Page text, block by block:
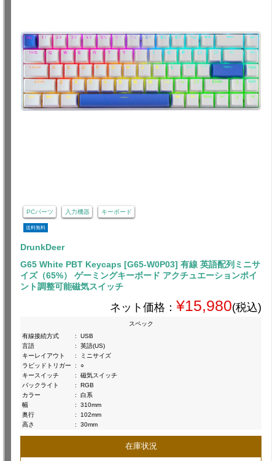
PCパーツ 入力機器 キーボード
送料無料
DrunkDeer
G65 White PBT Keycaps [G65-W0P03] 有線 英語配列ミニサ
イズ（65%） ゲーミングキーボード アクチュエーションポイ
ント調整可能磁気スイッチ
ネット価格： ¥15,980(税込)
スペック
有線接続方式
:
USB
言語
:
英語(US)
キーレイアウト
:
ミニサイズ
ラピッドトリガー
:
○
キースイッチ
:
磁気スイッチ
バックライト
:
RGB
カラー
:
白系
幅
:
310mm
奥行
:
102mm
高さ
: 30mm
在庫状況